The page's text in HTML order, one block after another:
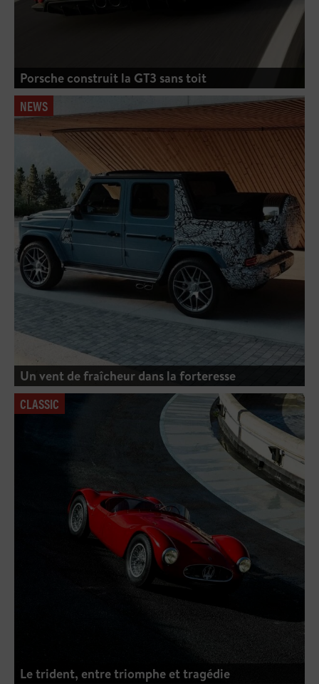
Porsche construit la GT3 sans toit
NEWS
Un vent de fraîcheur dans la forteresse
CLASSIC
Le trident, entre triomphe et tragédie